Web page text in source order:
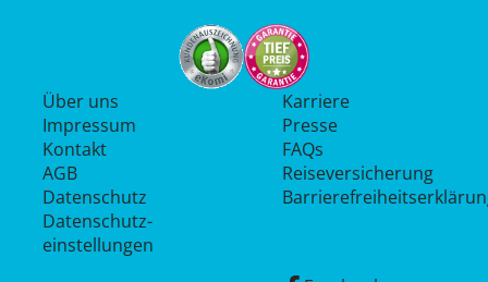
Über uns
Impressum
Kontakt
AGB
Datenschutz
Datenschutz­
einstellungen
Karriere
Presse
FAQs
Reiseversicherung